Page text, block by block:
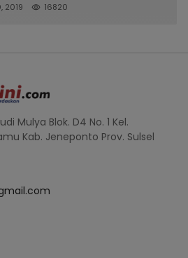
2019 16820
Mulya Blok. D4 No. 1 Kel.
Kab. Jeneponto Prov. Sulsel